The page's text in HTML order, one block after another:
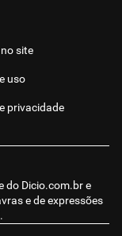
do Dicio.com.bre
e de expressões
site
uso
privacidade